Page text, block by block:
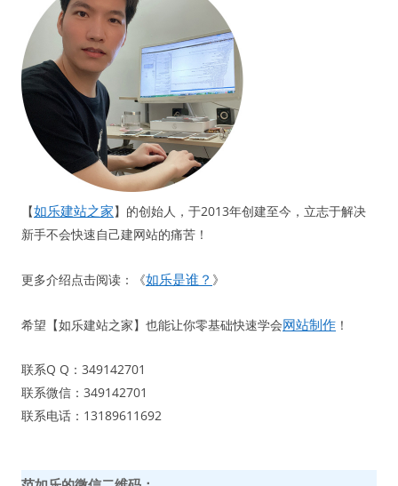
【如乐建站之家】的创始人，于2013年创建至今，立志于解决
新手不会快速自己建网站的痛苦！
更多介绍点击阅读：《如乐是谁？ 》
希望【如乐建站之家】也能让你零基础快速学会网站制作 ！
联系Q Q：349142701
联系微信：349142701
联系电话：13189611692